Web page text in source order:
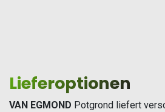
Lieferoptionen
VAN EGMOND Potgrond liefert